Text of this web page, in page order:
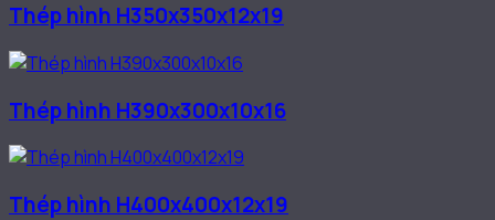
Thép hình H350x350x12x19
Thép hình H390x300x10x16
Thép hình H400x400x12x19